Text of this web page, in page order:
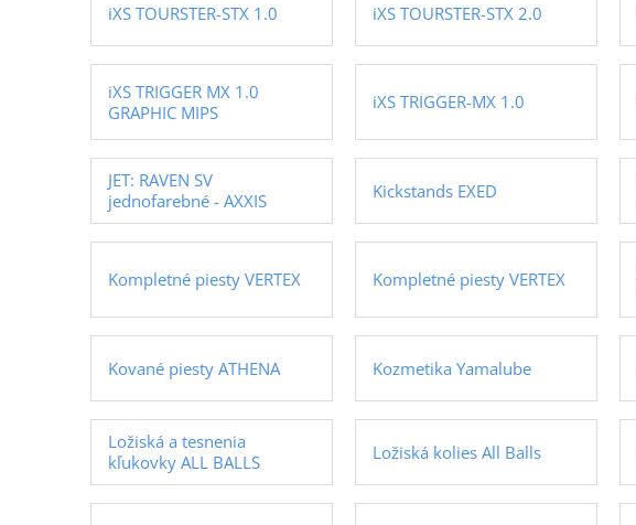
iXS TOURSTER-STX 1.0 iXS TOURSTER-STX 2.0
iXS TRIGGER MX 1.0
GRAPHIC MIPS
iXS TRIGGER-MX 1.0
JET: RAVEN SV
jednofarebné - AXXIS
Kickstands EXED
Kompletné piesty VERTEX Kompletné piesty VERTEX
Kované piesty ATHENA Kozmetika Yamalube
Ložiská a tesnenia
kľukovky ALL BALLS
Ložiská kolies All Balls